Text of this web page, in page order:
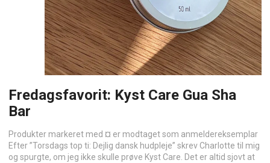
Fredagsfavorit: Kyst Care Gua Sha
Bar
Produkter markeret med ¤ er modtaget som anmeldereksemplar
Efter ”Torsdags top ti: Dejlig dansk hudpleje” skrev Charlotte til mig
og spurgte, om jeg ikke skulle prøve Kyst Care. Det er altid sjovt at